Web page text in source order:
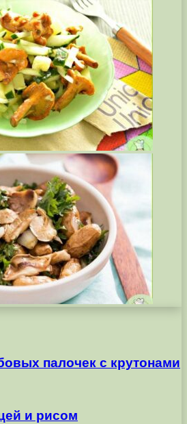
палочек с крутонами
и рисом